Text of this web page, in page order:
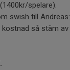
spelare).
swish till Andreas:
kostnad så stäm av